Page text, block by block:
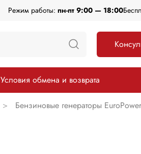
Режим работы: пн-пт 9:00 — 18:00
Условия обмена и возврата
Бензиновые генераторы